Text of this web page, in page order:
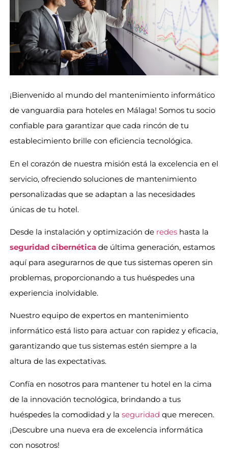
¡Bienvenido al mundo del mantenimiento informático
de vanguardia para hoteles en Málaga! Somos tu socio
confiable para garantizar que cada rincón de tu
establecimiento brille con eficiencia tecnológica.
En el corazón de nuestra misión está la excelencia en el
servicio, ofreciendo soluciones de mantenimiento
personalizadas que se adaptan a las necesidades
únicas de tu hotel.
Desde la instalación y optimización de redeshasta la
seguridad cibernéticade última generación, estamos
aquí para asegurarnos de que tus sistemas operen sin
problemas, proporcionando a tus huéspedes una
experiencia inolvidable.
Nuestro equipo de expertos en mantenimiento
informático está listo para actuar con rapidez y eficacia,
garantizando que tus sistemas estén siempre a la
altura de las expectativas.
Confía en nosotros para mantener tu hotel en la cima
de la innovación tecnológica, brindando a tus
huéspedes la comodidad y la seguridad que merecen.
¡Descubre una nueva era de excelencia informática
con nosotros!